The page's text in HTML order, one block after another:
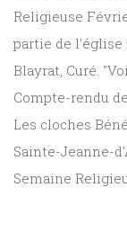
Religieuse
partie de l'église
Blayrat, Curé.
Compte-rendu
Les cloches
Sainte-Jeanne-
Semaine